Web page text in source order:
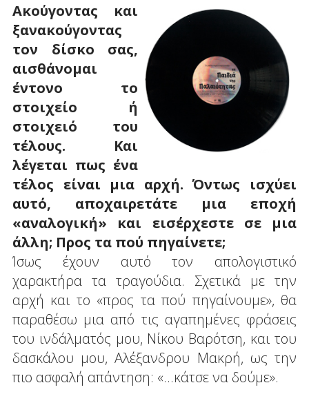
Ακούγοντας και
ξανακούγοντας
τον δίσκο σας,
αισθάνομαι
έντονο το
στοιχείο ή
στοιχειό του
τέλους. Και
λέγεται πως ένα
τέλος είναι μια αρχή. Όντως ισχύει
αυτό, αποχαιρετάτε μια εποχή
«αναλογική» και εισέρχεστε σε μια
άλλη; Προς τα πού πηγαίνετε;
Ίσως έχουν αυτό τον απολογιστικό
χαρακτήρα τα τραγούδια. Σχετικά με την
αρχή και το «προς τα πού πηγαίνουμε», θα
παραθέσω μια από τις αγαπημένες φράσεις
του ινδάλματός μου, Νίκου Βαρότση, και του
δασκάλου μου, Αλέξανδρου Μακρή, ως την
πιο ασφαλή απάντηση: «...κάτσε να δούμε».